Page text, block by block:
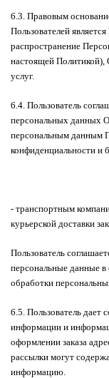
6.3. Правовым
Пользователей
распространение
настоящей Политикой),
услуг.
6.4. Пользователь
персональных данных
персональным данным
конфиденциальности и
- транспортным
курьерской доставки
Пользователь
персональные данные в
обработки
6.5. Пользователь дает
информации и
оформлении заказа
рассылки могут
информацию.